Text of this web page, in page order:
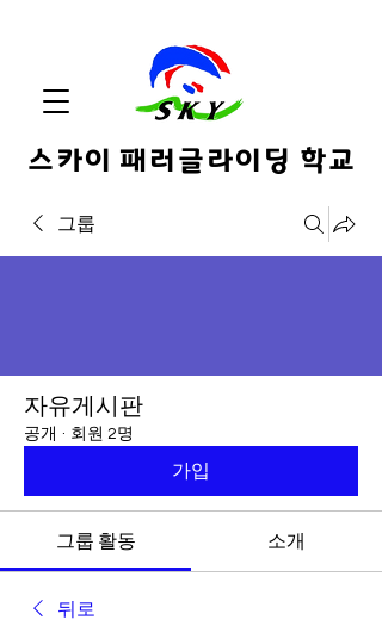
스카이 패러글라이딩 학교
그룹
자유게시판
공개 · 회원 2명
가입
그룹 활동 소개
뒤로